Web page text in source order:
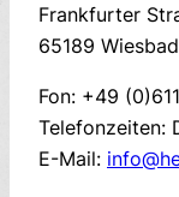
Frankfurter
65189
Fon: +49
Telefonzeiten:
E-Mail: